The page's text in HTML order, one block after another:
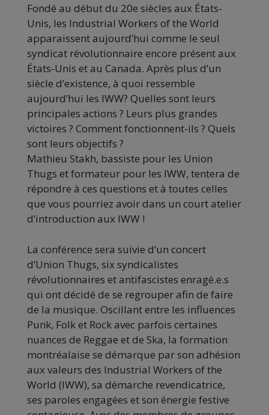
Fondé au début du 20e siècles aux États-
Unis, les Industrial Workers of the World
apparaissent aujourd’hui comme le seul
syndicat révolutionnaire encore présent aux
États-Unis et au Canada. Après plus d’un
siècle d’existence, à quoi ressemble
aujourd’hui les IWW? Quelles sont leurs
principales actions ? Leurs plus grandes
victoires ? Comment fonctionnent-ils ? Quels
sont leurs objectifs ?
Mathieu Stakh, bassiste pour les Union
Thugs et formateur pour les IWW, tentera de
répondre à ces questions et à toutes celles
que vous pourriez avoir dans un court atelier
d’introduction aux IWW !
La conférence sera suivie d’un concert
d’Union Thugs, six syndicalistes
révolutionnaires et antifascistes enragé.e.s
qui ont décidé de se regrouper afin de faire
de la musique. Oscillant entre les influences
Punk, Folk et Rock avec parfois certaines
nuances de Reggae et de Ska, la formation
montréalaise se démarque par son adhésion
aux valeurs des Industrial Workers of the
World (IWW), sa démarche revendicatrice,
ses paroles engagées et son énergie festive